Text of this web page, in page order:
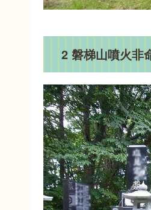
2 磐梯山噴火非